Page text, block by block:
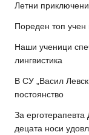
Летни
Пореден топ учен
Наши ученици
лингвистика
В СУ „Васил
постоянство
За
децата носи